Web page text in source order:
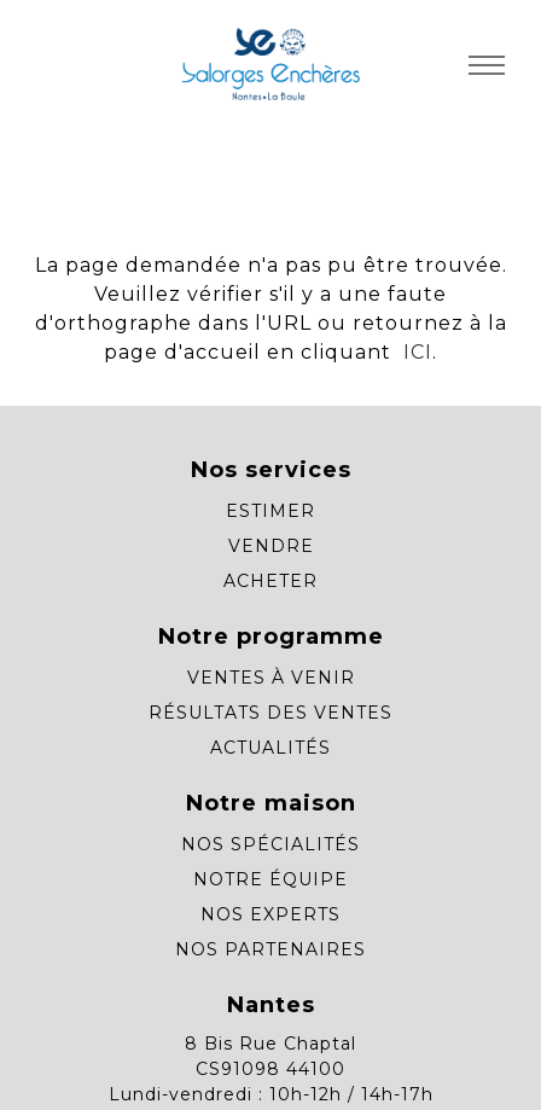
La page demandée n'a pas pu être trouvée.
Veuillez vérifier s'il y a une faute
d'orthographe dans l'URL ou retournez à la
page d'accueil en cliquant
ICI .
Nos services
ESTIMER
VENDRE
ACHETER
Notre programme
VENTES À VENIR
RÉSULTATS DES VENTES
ACTUALITÉS
Notre maison
NOS SPÉCIALITÉS
NOTRE ÉQUIPE
NOS EXPERTS
NOS PARTENAIRES
Nantes
8 Bis Rue Chaptal
CS91098 44100
Lundi-vendredi : 10h-12h / 14h-17h